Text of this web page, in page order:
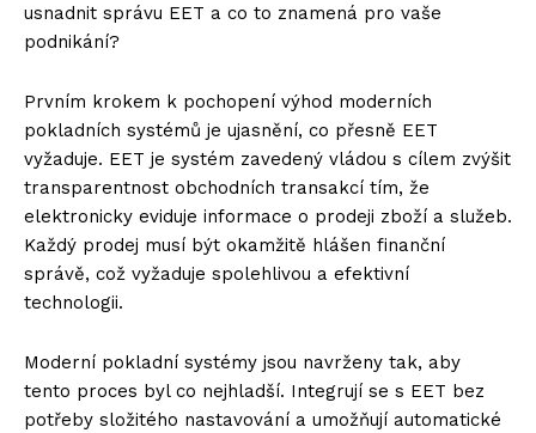
usnadnit správu EET a co to znamená pro vaše
podnikání?
Prvním krokem k pochopení výhod moderních
pokladních systémů je ujasnění, co přesně EET
vyžaduje. EET je systém zavedený vládou s cílem zvýšit
transparentnost obchodních transakcí tím, že
elektronicky eviduje informace o prodeji zboží a služeb.
Každý prodej musí být okamžitě hlášen finanční
správě, což vyžaduje spolehlivou a efektivní
technologii.
Moderní pokladní systémy jsou navrženy tak, aby
tento proces byl co nejhladší. Integrují se s EET bez
potřeby složitého nastavování a umožňují automatické